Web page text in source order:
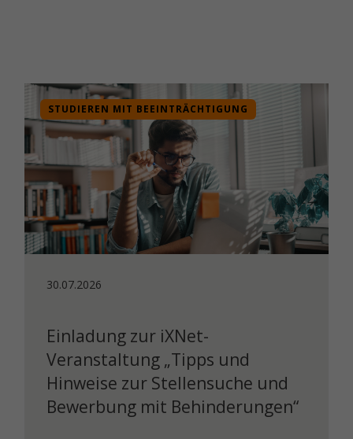
STUDIEREN MIT BEEINTRÄCHTIGUNG
30.07.2026
Einladung zur iXNet-
Veranstaltung „Tipps und
Hinweise zur Stellensuche und
Bewerbung mit Behinderungen“